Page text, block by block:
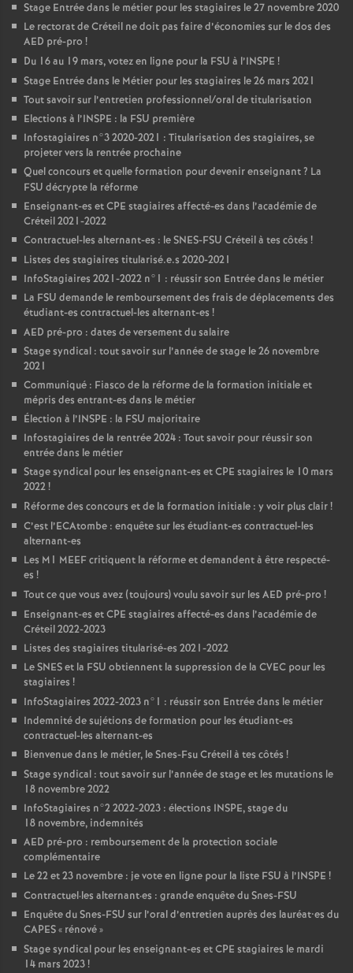
Stage Entrée dans le métier pour les stagiaires le 27 novembre 2020
Le rectorat de Créteil ne doit pas faire d’économies sur le dos des
AED pré-pro !
Du 16 au 19 mars, votez en ligne pour la FSU à l’INSPE !
Stage Entrée dans le Métier pour les stagiaires le 26 mars 2021
Tout savoir sur l’entretien professionnel/oral de titularisation
Elections à l’INSPE : la FSU première
Infostagiaires n°3 2020-2021 : Titularisation des stagiaires, se
projeter vers la rentrée prochaine
Quel concours et quelle formation pour devenir enseignant? La
FSU décrypte la réforme
Enseignant-es etCPE stagiaires affecté-es dans l’académie de
Créteil 2021-2022
Contractuel-les alternant-es : leSNES-FSU Créteil à tes côtés !
Listes des stagiaires titularisé.e.s 2020-2021
InfoStagiaires 2021-2022 n°1 : réussir son Entrée dans le métier
La FSU demande le remboursement des frais de déplacements des
étudiant-es contractuel-les alternant-es !
AED pré-pro : dates de versement du salaire
Stage syndical : tout savoir sur l’année de stage le 26 novembre
2021
Communiqué : Fiasco de la réforme de la formation initiale et
mépris des entrant-es dans le métier
Élection à l’INSPE : la FSU majoritaire
Infostagiaires de la rentrée 2024 : Tout savoir pour réussir son
entrée dans le métier
Stage syndical pour les enseignant-es etCPE stagiaires le 10 mars
2022!
Réforme des concours et de la formation initiale : y voir plus clair!
C’est l’ECAtombe : enquête sur les étudiant-es contractuel-les
alternant-es
Les M1 MEEFcritiquent la réforme et demandent à être respecté-
es !
Tout ce que vous avez (toujours) voulu savoir sur les AED pré-pro !
Enseignant-es etCPE stagiaires affecté-es dans l’académie de
Créteil 2022-2023
Listes des stagiaires titularisé-es 2021-2022
LeSNESet la FSU obtiennent la suppression de la CVEC pour les
stagiaires !
InfoStagiaires 2022-2023 n°1 : réussir son Entrée dans le métier
Indemnité de sujétions de formation pour les étudiant-es
contractuel-les alternant-es
Bienvenue dans le métier, le Snes-Fsu Créteil à tes côtés !
Stage syndical : tout savoir sur l’année de stage et les mutations le
18 novembre 2022
InfoStagiaires n°2 2022-2023 : élections INSPE, stage du
18 novembre, indemnités
AED pré-pro : remboursement de la protection sociale
complémentaire
Le 22 et 23 novembre : je vote en ligne pour la liste FSU à l’INSPE !
Contractuel·les alternant·es : grande enquête du Snes-FSU
Enquête du Snes-FSU sur l’oral d’entretien auprès des lauréat•es du
CAPES« rénové»
Stage syndical pour les enseignant-es etCPE stagiaires le mardi
14 mars 2023!